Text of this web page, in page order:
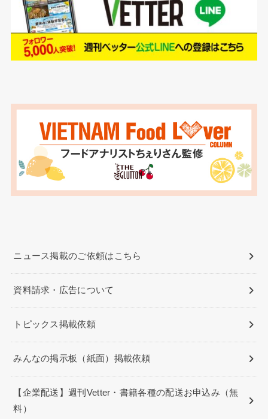
ニュース掲載のご依頼はこちら
資料請求・広告について
トピックス掲載依頼
みんなの掲示板（紙面）掲載依頼
【企業配送】週刊Vetter・書籍各種の配送お申込み（無
料）